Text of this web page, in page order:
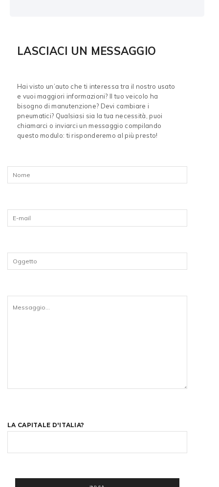
LASCIACI UN MESSAGGIO
Hai visto un’auto che ti interessa tra il nostro usato
e vuoi maggiori informazioni? Il tuo veicolo ha
bisogno di manutenzione? Devi cambiare i
pneumatici? Qualsiasi sia la tua necessità, puoi
chiamarci o inviarci un messaggio compilando
questo modulo: ti risponderemo al più presto!
LA CAPITALE D'ITALIA?